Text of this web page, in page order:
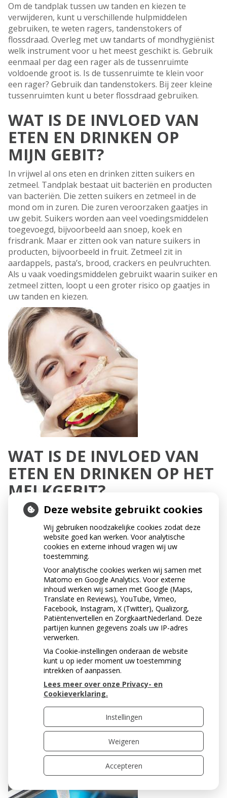
Om de tandplak tussen uw tanden en kiezen te
verwijderen, kunt u verschillende hulpmiddelen
gebruiken, te weten ragers, tandenstokers of
flossdraad. Overleg met uw tandarts of mondhygiënist
welk instrument voor u het meest geschikt is. Gebruik
eenmaal per dag een rager als de tussenruimte
voldoende groot is. Is de tussenruimte te klein voor
een rager? Gebruik dan tandenstokers. Bij zeer kleine
tussenruimten kunt u beter flossdraad gebruiken.
WAT IS DE INVLOED VAN
ETEN EN DRINKEN OP
MIJN GEBIT?
In vrijwel al ons eten en drinken zitten suikers en
zetmeel. Tandplak bestaat uit bacteriën en producten
van bacteriën. Die zetten suikers en zetmeel in de
mond om in zuren. Die zuren veroorzaken gaatjes in
uw gebit. Suikers worden aan veel voedingsmiddelen
toegevoegd, bijvoorbeeld aan snoep, koek en
frisdrank. Maar er zitten ook van nature suikers in
producten, bijvoorbeeld in fruit. Zetmeel zit in
aardappels, pasta’s, brood, crackers en peulvruchten.
Als u vaak voedingsmiddelen gebruikt waarin suiker en
zetmeel zitten, loopt u een groter risico op gaatjes in
uw tanden en kiezen.
WAT IS DE INVLOED VAN
ETEN EN DRINKEN OP HET
MELKGEBIT?
In vrijwel al ons eten en drinken zitten suikers en
zetmeel. Die kunnen schadelijk zijn voor het gebit. Dat
geldt vooral voor kleverige producten. Bacteriën zetten
suikers in de mond om in zuren. Die zuren tasten het
gebit aan. Gelukkig heeft speeksel een beschermende
werking. Het neutraliseert de zuurinwerking op het
gebit. Maar daar is wel tijd voor nodig. Beperk daarom
het aantal eet- en drinkmomenten van je kind tot
maximaal 7 per dag. Dat is 3x een maaltijd en maximaal
4x per dag een tussendoortje. Geef je kind liever
hartige dan zoete dingen. Probeer je zoon of dochter
niet aan zoetigheid te laten wennen en voeg aan
voedsel en dranken geen suiker toe. Kies voor
kraanwater in plaats van zoete dranken.
Lightfrisdranken veroorzaken weliswaar geen gaatjes,
maar bedenk dat deze, evenals de suikerhoudende
varianten, nog wel zuur kunnen zijn. Ook zure
producten kunnen bij veelvuldig gebruik schade
veroorzaken aan het gebit. Die schade noemen we
tanderosie.
Deze website gebruikt cookies
Wij gebruiken noodzakelijke cookies zodat deze
website goed kan werken. Voor analytische
cookies en externe inhoud vragen wij uw
toestemming.
Voor analytische cookies werken wij samen met
Matomo en Google Analytics. Voor externe
inhoud werken wij samen met Google (Maps,
Translate en Reviews), YouTube, Vimeo,
Facebook, Instagram, X (Twitter), Qualizorg,
Patiëntenvertellen en ZorgkaartNederland. Deze
partijen kunnen gegevens zoals uw IP-adres
verwerken.
Via Cookie-instellingen onderaan de website
kunt u op ieder moment uw toestemming
intrekken of aanpassen.
Lees meer over onze Privacy- en
Cookieverklaring.
Instellingen
Weigeren
Accepteren